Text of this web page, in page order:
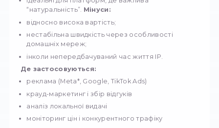
1. Резидентні
ротаційні проксі
Резидентні проксі використовують IP-
звичайних користувачів — домашніх або
корпоративних мереж. Саме тому сайти
сприймають їх як справжній “живий” трафік,